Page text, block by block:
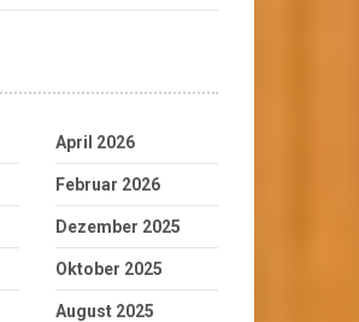
April 2026
Februar 2026
Dezember 2025
Oktober 2025
August 2025